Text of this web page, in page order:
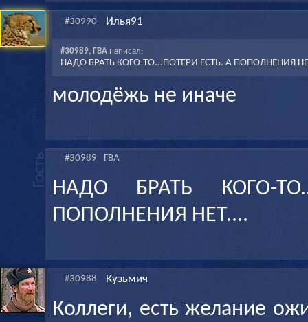
#30990 Илья91
#30989, ГВАнаписал:
НАДО БРАТЬ КОГО-ТО...ПОТЕРИ ЕСТЬ. А ПОПОЛНЕНИЯ
молодёжь не иначе
#30989 ГВА
НАДО БРАТЬ КОГО-
ПОПОЛНЕНИЯ НЕТ....
#30988 Кузьмич
Коллеги, есть желание